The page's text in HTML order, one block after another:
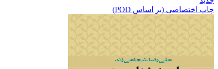
چاپ اختصاصی (بر اساس POD)